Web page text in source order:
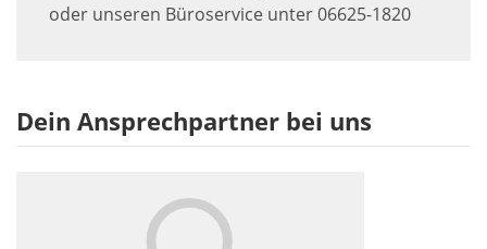
oder unseren Büroservice unter 06625-1820
Dein Ansprechpartner bei uns